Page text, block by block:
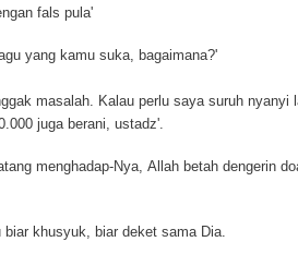
fals pula'
yang kamu suka, bagaimana?'
masalah. Kalau perlu saya suruh nyanyi
juga berani, ustadz'.
menghadap-Nya, Allah betah dengerin
khusyuk, biar deket sama Dia.